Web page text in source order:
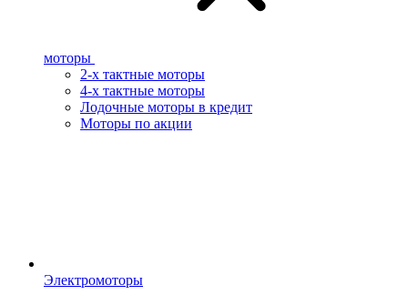
моторы
2-х тактные моторы
4-х тактные моторы
Лодочные моторы в кредит
Моторы по акции
Электромоторы